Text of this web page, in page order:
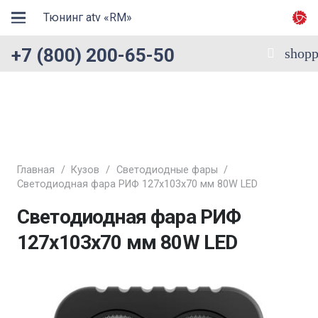
Тюнинг atv «RM»
+7 (800) 200-65-50
Главная / Кузов / Светодиодные фары /
Светодиодная фара РИФ 127х103х70 мм 80W LED
Светодиодная фара РИФ
127х103х70 мм 80W LED